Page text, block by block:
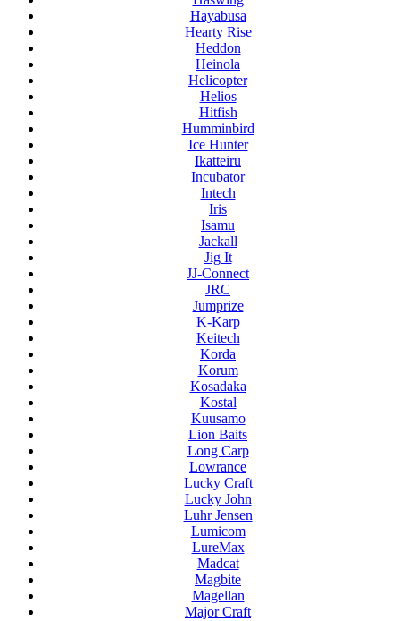
Hayabusa
Hearty Rise
Heddon
Heinola
Helicopter
Helios
Hitfish
Humminbird
Ice Hunter
Ikatteiru
Incubator
Intech
Iris
Isamu
Jackall
Jig It
JJ-Connect
JRC
Jumprize
K-Karp
Keitech
Korda
Korum
Kosadaka
Kostal
Kuusamo
Lion Baits
Long Carp
Lowrance
Lucky Craft
Lucky John
Luhr Jensen
Lumicom
LureMax
Madcat
Magbite
Magellan
Major Craft